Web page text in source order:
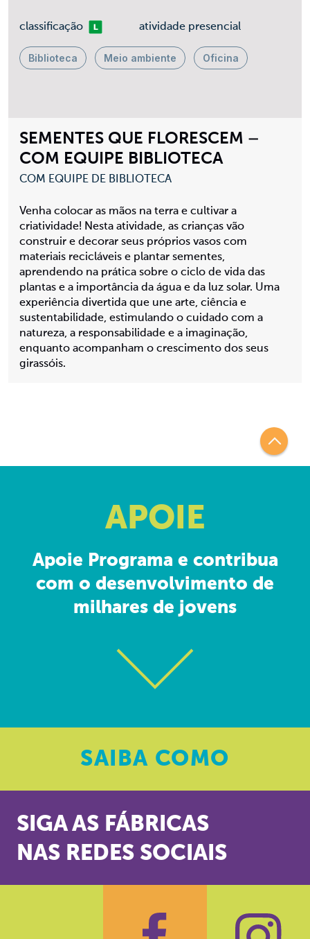
SEMENTES QUE FLORESCEM –
COM EQUIPE BIBLIOTECA
COM EQUIPE DE BIBLIOTECA
Venha colocar as mãos na terra e cultivar a
criatividade! Nesta atividade, as crianças vão
construir e decorar seus próprios vasos com
materiais recicláveis e plantar sementes,
aprendendo na prática sobre o ciclo de vida das
plantas e a importância da água e da luz solar. Uma
experiência divertida que une arte, ciência e
sustentabilidade, estimulando o cuidado com a
natureza, a responsabilidade e a imaginação,
enquanto acompanham o crescimento dos seus
girassóis.
classificaçãoLivre atividade presencial
Biblioteca Meio ambiente Oficina
APOIE
Apoie Programa e contribua
com o desenvolvimento de
milhares de jovens
SAIBA COMO
SIGA AS FÁBRICAS
NAS REDES SOCIAIS